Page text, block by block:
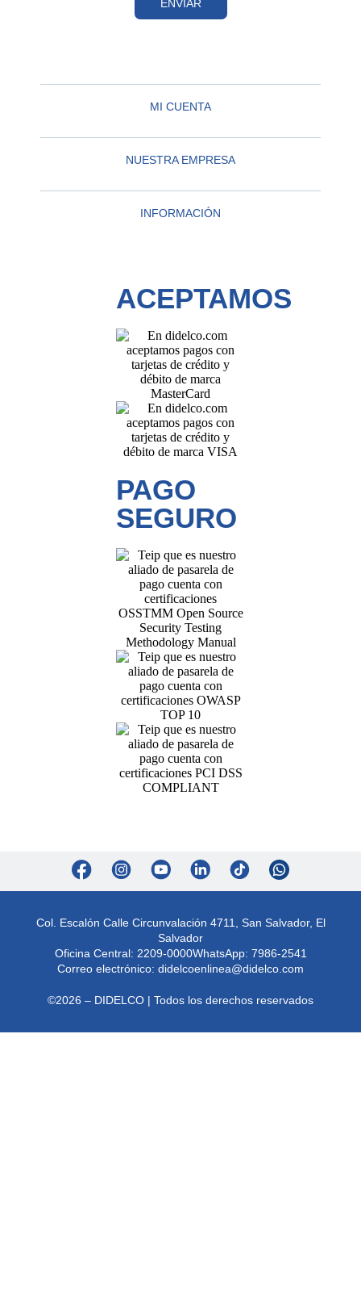
ENVIAR
MI CUENTA
NUESTRA EMPRESA
INFORMACIÓN
ACEPTAMOS
PAGO
SEGURO
Col. Escalón Calle Circunvalación 4711, San Salvador, El
Salvador
Oficina Central: 2209-0000WhatsApp: 7986-2541
Correo electrónico: didelcoenlinea@didelco.com
©2026 – DIDELCO | Todos los derechos reservados